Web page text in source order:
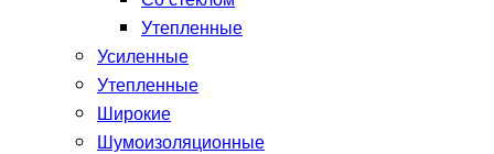
Утепленные
Усиленные
Утепленные
Широкие
Шумоизоляционные